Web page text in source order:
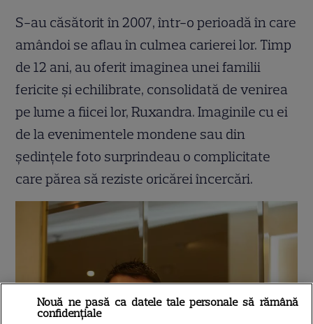
S-au căsătorit în 2007, într-o perioadă în care
amândoi se aflau în culmea carierei lor. Timp
de 12 ani, au oferit imaginea unei familii
fericite și echilibrate, consolidată de venirea
pe lume a fiicei lor, Ruxandra. Imaginile cu ei
de la evenimentele mondene sau din
ședințele foto surprindeau o complicitate
care părea să reziste oricărei încercări.
Nouă ne pasă ca datele tale personale să rămână
confidențiale